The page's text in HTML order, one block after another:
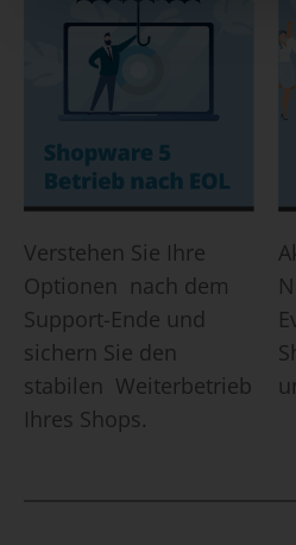
Verstehen Sie Ihre
Optionen nach dem
Support-Ende und
sichern Sie den
stabilen Weiterbetrieb
Ihres Shops.